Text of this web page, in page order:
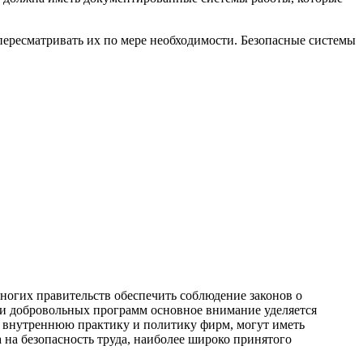
их по мере необходимости. Безопасные системы
правительств обеспечить соблюдение законов о
программ основное внимание уделяется
практику и политику фирм, могут иметь
безопасность труда, наиболее широко принятого